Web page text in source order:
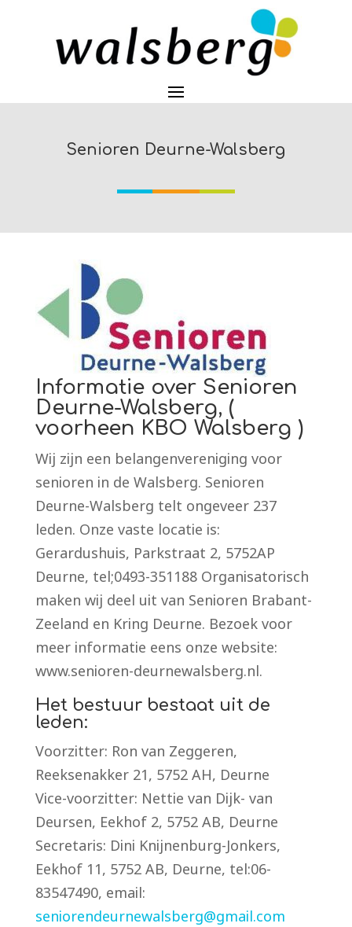
Senioren Deurne-Walsberg
Informatie over Senioren
Deurne-Walsberg, (
voorheen KBO Walsberg )
Wij zijn een belangenvereniging voor
senioren in de Walsberg. Senioren
Deurne-Walsberg telt ongeveer 237
leden. Onze vaste locatie is:
Gerardushuis, Parkstraat 2, 5752AP
Deurne, tel;0493-351188 Organisatorisch
maken wij deel uit van Senioren Brabant-
Zeeland en Kring Deurne. Bezoek voor
meer informatie eens onze website:
www.senioren-deurnewalsberg.nl.
Het bestuur bestaat uit de
leden:
Voorzitter: Ron van Zeggeren,
Reeksenakker 21, 5752 AH, Deurne
Vice-voorzitter: Nettie van Dijk- van
Deursen, Eekhof 2, 5752 AB, Deurne
Secretaris: Dini Knijnenburg-Jonkers,
Eekhof 11, 5752 AB, Deurne, tel:06-
83547490, email:
seniorendeurnewalsberg@gmail.com